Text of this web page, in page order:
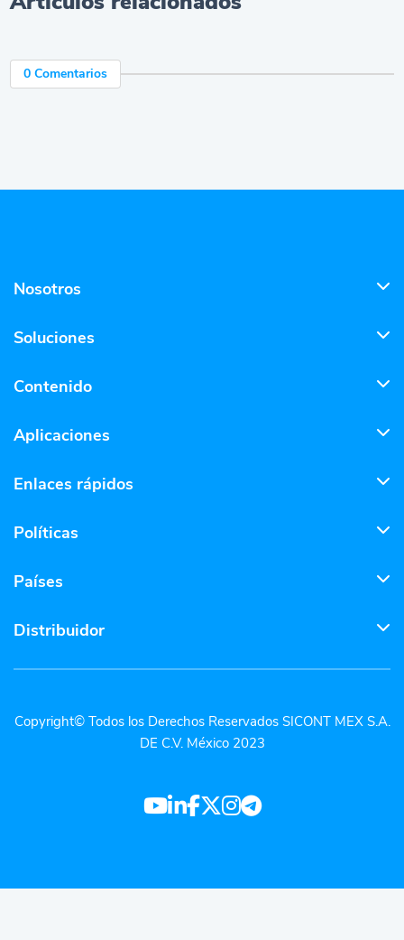
0 Comentarios
Nosotros
Soluciones
Contenido
Aplicaciones
Enlaces rápidos
Políticas
Países
Distribuidor
Copyright© Todos los Derechos Reservados SICONT MEX S.A.
DE C.V. México 2023